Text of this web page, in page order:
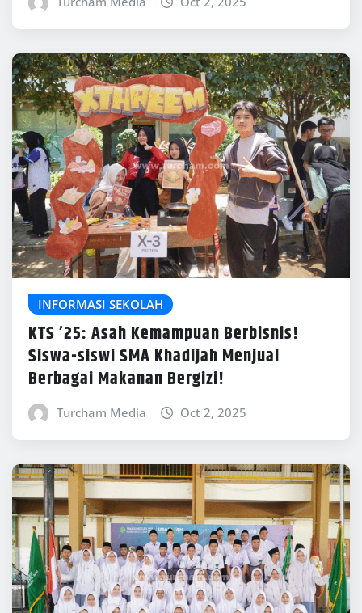
INFORMASI SEKOLAH
KTS ’25: Asah Kemampuan Berbisnis!
Siswa-siswi SMA Khadijah Menjual
Berbagai Makanan Bergizi!
Turcham Media Oct 2, 2025